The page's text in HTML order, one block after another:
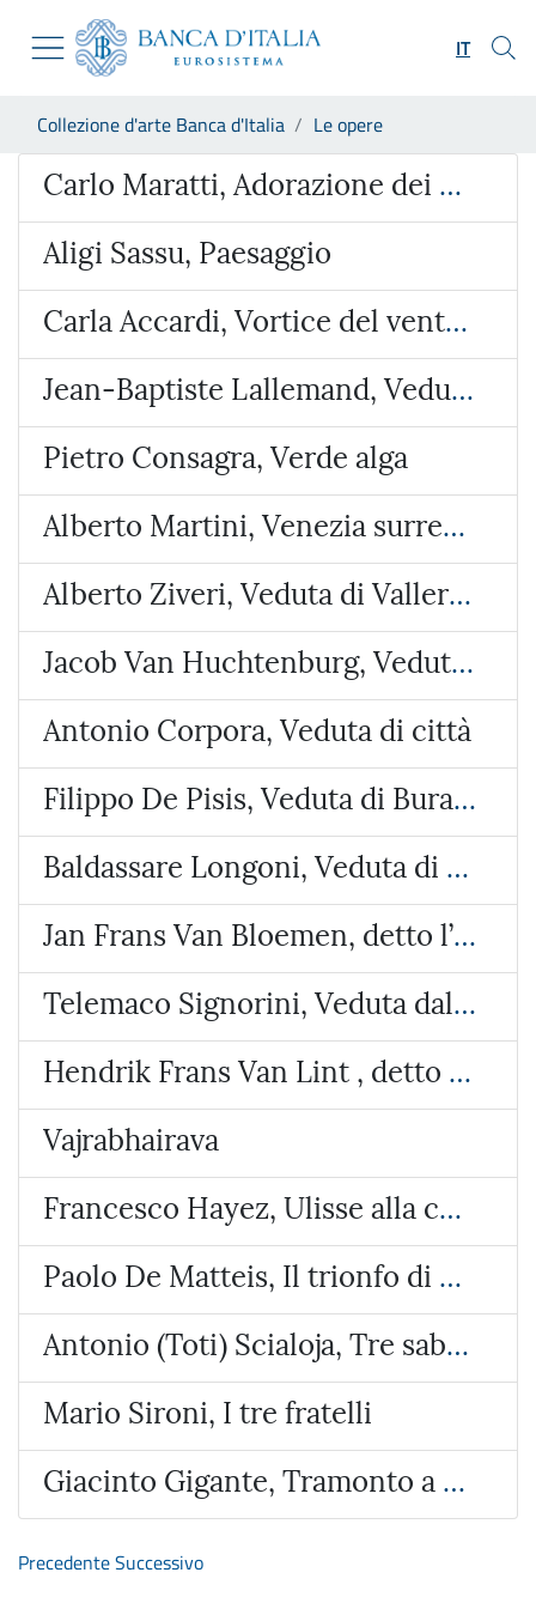
Skip to Main Content
Vai al sito istituzionale
Vai al menu di navigazione
Vai alla ricerca
Vai al footer
IT
Collezione d'arte Banca d'Italia Le opere
Opera
Carlo Maratti, Adorazione dei Magi
Aligi Sassu, Paesaggio
Carla Accardi, Vortice del vento verde
Jean-Baptiste Lallemand, Veduta ideata con l’Arco di Giano e San Giorgio al Velabro
Pietro Consagra, Verde alga
Alberto Martini, Venezia surreale
Alberto Ziveri, Veduta di Vallerano
Jacob Van Huchtenburg, Veduta di Piazza Colonna
Antonio Corpora, Veduta di città
Filippo De Pisis, Veduta di Burano
Baldassare Longoni, Veduta di Arosio (Brianza)
Jan Frans Van Bloemen, detto l’Orizzonte, Veduta del castello di Lunghezza
Telemaco Signorini, Veduta dalla costa di Riomaggiore
Hendrik Frans Van Lint , detto lo Studio, Veduta con due paesi e un tempietto circolare
Vajrabhairava
Francesco Hayez, Ulisse alla corte di Alcinoo re dei Feaci
Paolo De Matteis, Il trionfo di Galatea
Antonio (Toti) Scialoja, Tre sabbie
Mario Sironi, I tre fratelli
Giacinto Gigante, Tramonto a Bacoli
PrecedenteSuccessivo